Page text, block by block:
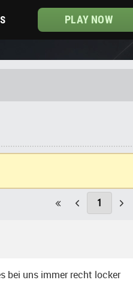
PLAY NOW
1
bei uns immer recht locker